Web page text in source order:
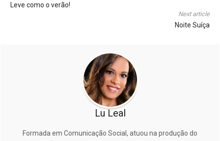
Leve como o verão!
Next article
Noite Suíça
Lu Leal
Formada em Comunicação Social, atuou na produção do